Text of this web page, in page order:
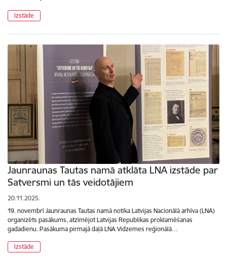
Izstāde
Jaunraunas Tautas namā atklāta LNA izstāde par
Satversmi un tās veidotājiem
20.11.2025.
19. novembrī Jaunraunas Tautas namā notika Latvijas Nacionālā arhīva (LNA)
organizēts pasākums, atzīmējot Latvijas Republikas proklamēšanas
gadadienu. Pasākuma pirmajā daļā LNA Vidzemes reģionālā…
Izstāde